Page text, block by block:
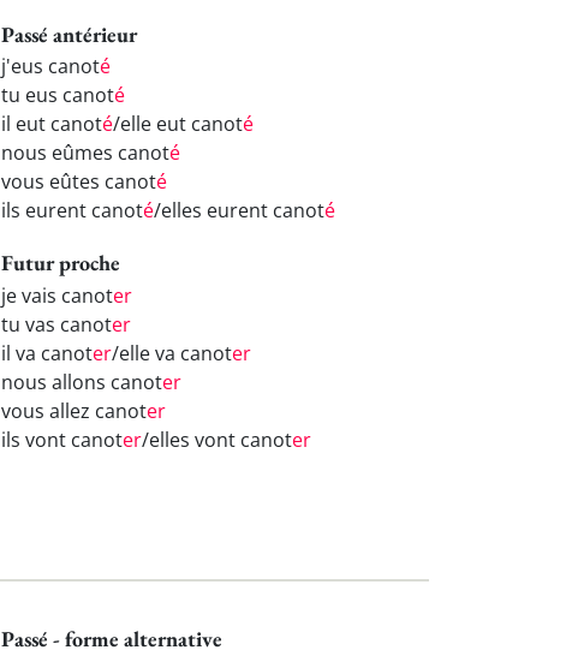
Passé antérieur
j'eus canoté
tu eus canoté
il eut canoté/elle eut canoté
nous eûmes canoté
vous eûtes canoté
ils eurent canoté/elles eurent canoté
Futur proche
je vais canoter
tu vas canoter
il va canoter/elle va canoter
nous allons canoter
vous allez canoter
ils vont canoter/elles vont canoter
Passé - forme alternative